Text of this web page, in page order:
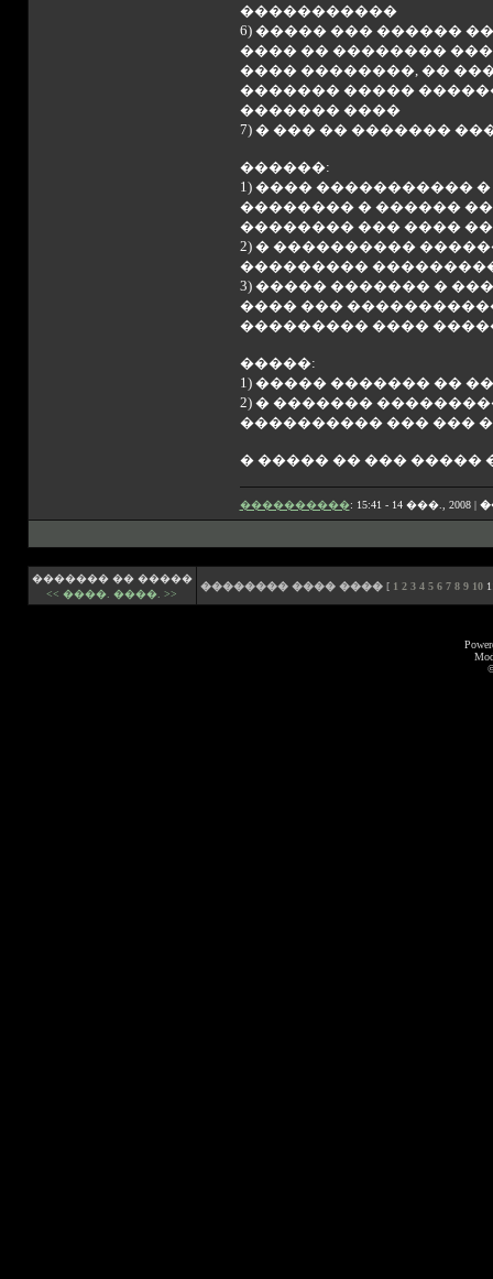
�����������
6) ����� ��� ������
���� �� ��������
���� ��������, ��
������� �����
������� ����
7) � ��� �� �������
������:
1) ���� �����������
�������� � ������
�������� ��� ����
2) � ����������
���������
3) ����� ������� �
���� ���
��������� ����
�����:
1) ����� ������� ��
2) � �������
���������� ��� ���
� ����� �� ���
����������: 15:41 - 14 ���., 2008 |
������� �� �����
<< ����. ����. >>
�������� ���� ����[ 1 2 3 4 5 6 7 8 9 10